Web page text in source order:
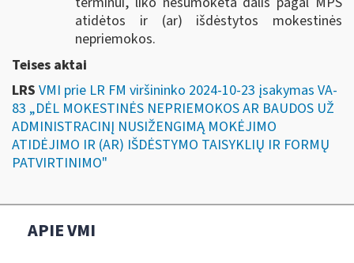
atidėtos ir (ar) išdėstytos mokestinės
nepriemokos.
Teises aktai
LRS VMI prie LR FM viršininko 2024-10-23 įsakymas VA-
83 „DĖL MOKESTINĖS NEPRIEMOKOS AR BAUDOS UŽ
ADMINISTRACINĮ NUSIŽENGIMĄ MOKĖJIMO
ATIDĖJIMO IR (AR) IŠDĖSTYMO TAISYKLIŲ IR FORMŲ
PATVIRTINIMO"
APIE VMI